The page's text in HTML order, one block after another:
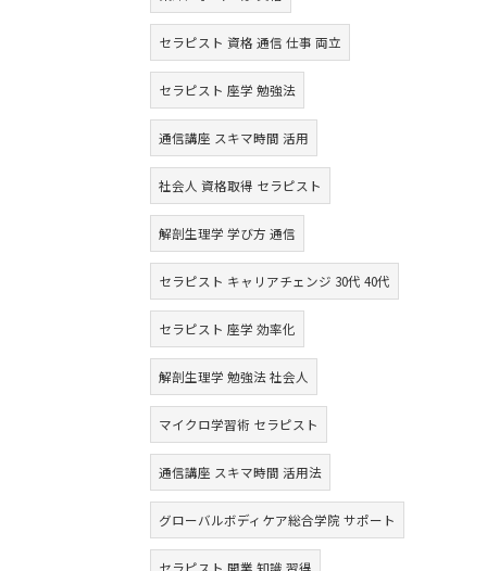
セラピスト 資格 通信 仕事 両立
セラピスト 座学 勉強法
通信講座 スキマ時間 活用
社会人 資格取得 セラピスト
解剖生理学 学び方 通信
セラピスト キャリアチェンジ 30代 40代
セラピスト 座学 効率化
解剖生理学 勉強法 社会人
マイクロ学習術 セラピスト
通信講座 スキマ時間 活用法
グローバルボディケア総合学院 サポート